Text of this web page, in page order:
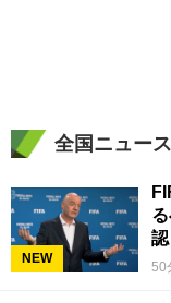
全国ニュー
NEW
認
50